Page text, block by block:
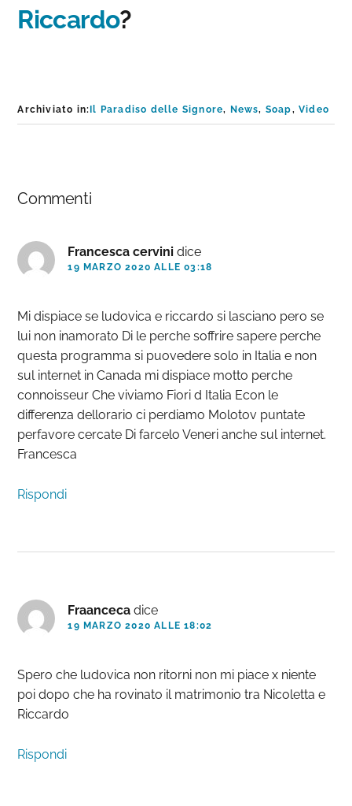
Riccardo?
Archiviato in: Il Paradiso delle Signore, News, Soap,Video
del
lettore
Commenti
Francesca cervini dice
19 MARZO 2020 ALLE 03:18
Mi dispiace se ludovica e riccardo si lasciano pero se
lui non inamorato Di le perche soffrire sapere perche
questa programma si puovedere solo in Italia e non
sul internet in Canada mi dispiace motto perche
connoisseur Che viviamo Fiori d Italia Econ le
differenza dellorario ci perdiamo Molotov puntate
perfavore cercate Di farcelo Veneri anche sul internet.
Francesca
Rispondi
Fraanceca dice
19 MARZO 2020 ALLE 18:02
Spero che ludovica non ritorni non mi piace x niente
poi dopo che ha rovinato il matrimonio tra Nicoletta e
Riccardo
Rispondi